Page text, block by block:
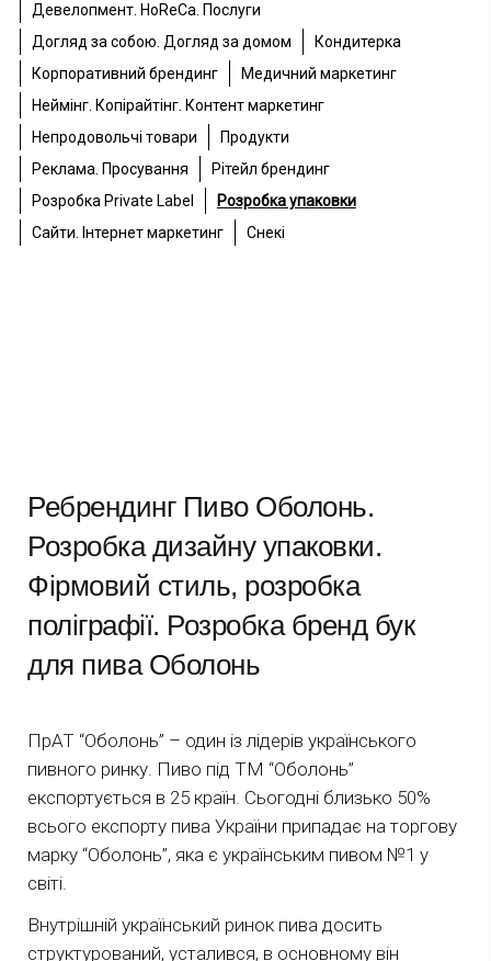
Девелопмент. HoReCa. Послуги
Догляд за собою. Догляд за домом
Кондитерка
Корпоративний брендинг
Медичний маркетинг
Неймінг. Копірайтінг. Контент маркетинг
Непродовольчі товари
Продукти
Реклама. Просування
Рітейл брендинг
Розробка Private Label
Розробка упаковки
Сайти. Інтернет маркетинг
Снекі
Ребрендинг Пиво Оболонь.
Розробка дизайну упаковки.
Фірмовий стиль, розробка
поліграфії. Розробка бренд бук
для пива Оболонь
ПрАТ “Оболонь” – один із лідерів українського
пивного ринку. Пиво під ТМ “Оболонь”
експортується в 25 країн. Сьогодні близько 50%
всього експорту пива України припадає на торгову
марку “Оболонь”, яка є українським пивом №1 у
світі.
Внутрішній український ринок пива досить
структурований, усталився, в основному він